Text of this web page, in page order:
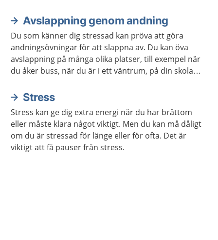
Avslappning genom andning
Du som känner dig stressad kan pröva att göra
andningsövningar för att slappna av. Du kan öva
avslappning på många olika platser, till exempel när
du åker buss, när du är i ett väntrum, på din skola
du ligger ner.
Stress
Stress kan ge dig extra energi när du har bråttom
eller måste klara något viktigt. Men du kan må dåligt
om du är stressad för länge eller för ofta. Det är
viktigt att få pauser från stress.